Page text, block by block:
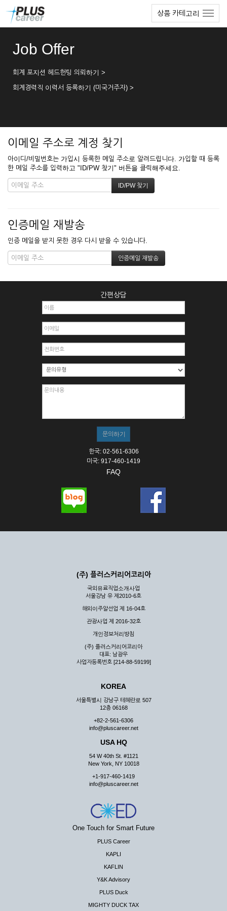
상품 카테고리
Job Offer
회계 포지션 헤드헌팅 의뢰하기 >
회계경력직 이력서 등록하기 (미국거주자) >
이메일 주소로 계정 찾기
아이디/비밀번호는 가입시 등록한 메일 주소로 알려드립니다. 가입할 때 등록
한 메일 주소를 입력하고 "ID/PW 찾기" 버튼을 클릭해주세요.
인증메일 재발송
인증 메일을 받지 못한 경우 다시 받을 수 있습니다.
간편상담
한국: 02-561-6306
미국: 917-460-1419
FAQ
(주) 플러스커리어코리아
국외유료직업소개사업
서울강남 유 제2010-6호
해외이주알선업 제 16-04호
관광사업 제 2016-32호
개인정보처리방침
(주) 플러스커리어코리아
대표: 남광우
사업자등록번호 [214-88-59199]
KOREA
서울특별시 강남구 테헤란로 507
12층 06168
+82-2-561-6306
info@pluscareer.net
USA HQ
54 W 40th St. #1121
New York, NY 10018
+1-917-460-1419
info@pluscareer.net
One Touch for Smart Future
PLUS Career
KAPLI
KAFLIN
Y&K Advisory
PLUS Duck
MIGHTY DUCK TAX